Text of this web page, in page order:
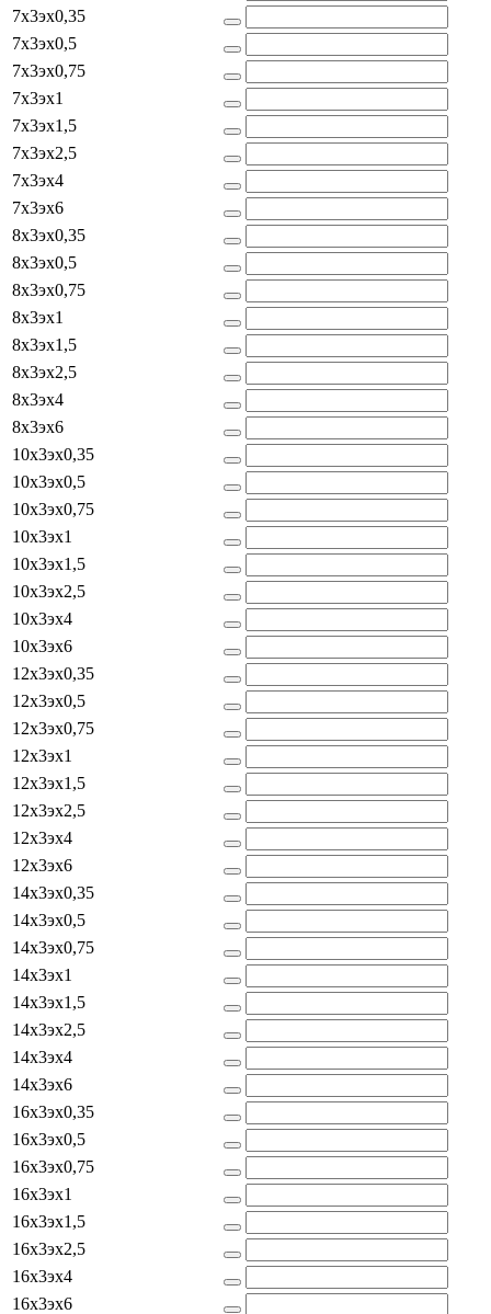
7x3эx0,35
7x3эx0,5
7x3эx0,75
7x3эx1
7x3эx1,5
7x3эx2,5
7x3эx4
7x3эx6
8x3эx0,35
8x3эx0,5
8x3эx0,75
8x3эx1
8x3эx1,5
8x3эx2,5
8x3эx4
8x3эx6
10x3эx0,35
10x3эx0,5
10x3эx0,75
10x3эx1
10x3эx1,5
10x3эx2,5
10x3эx4
10x3эx6
12x3эx0,35
12x3эx0,5
12x3эx0,75
12x3эx1
12x3эx1,5
12x3эx2,5
12x3эx4
12x3эx6
14x3эx0,35
14x3эx0,5
14x3эx0,75
14x3эx1
14x3эx1,5
14x3эx2,5
14x3эx4
14x3эx6
16x3эx0,35
16x3эx0,5
16x3эx0,75
16x3эx1
16x3эx1,5
16x3эx2,5
16x3эx4
16x3эx6